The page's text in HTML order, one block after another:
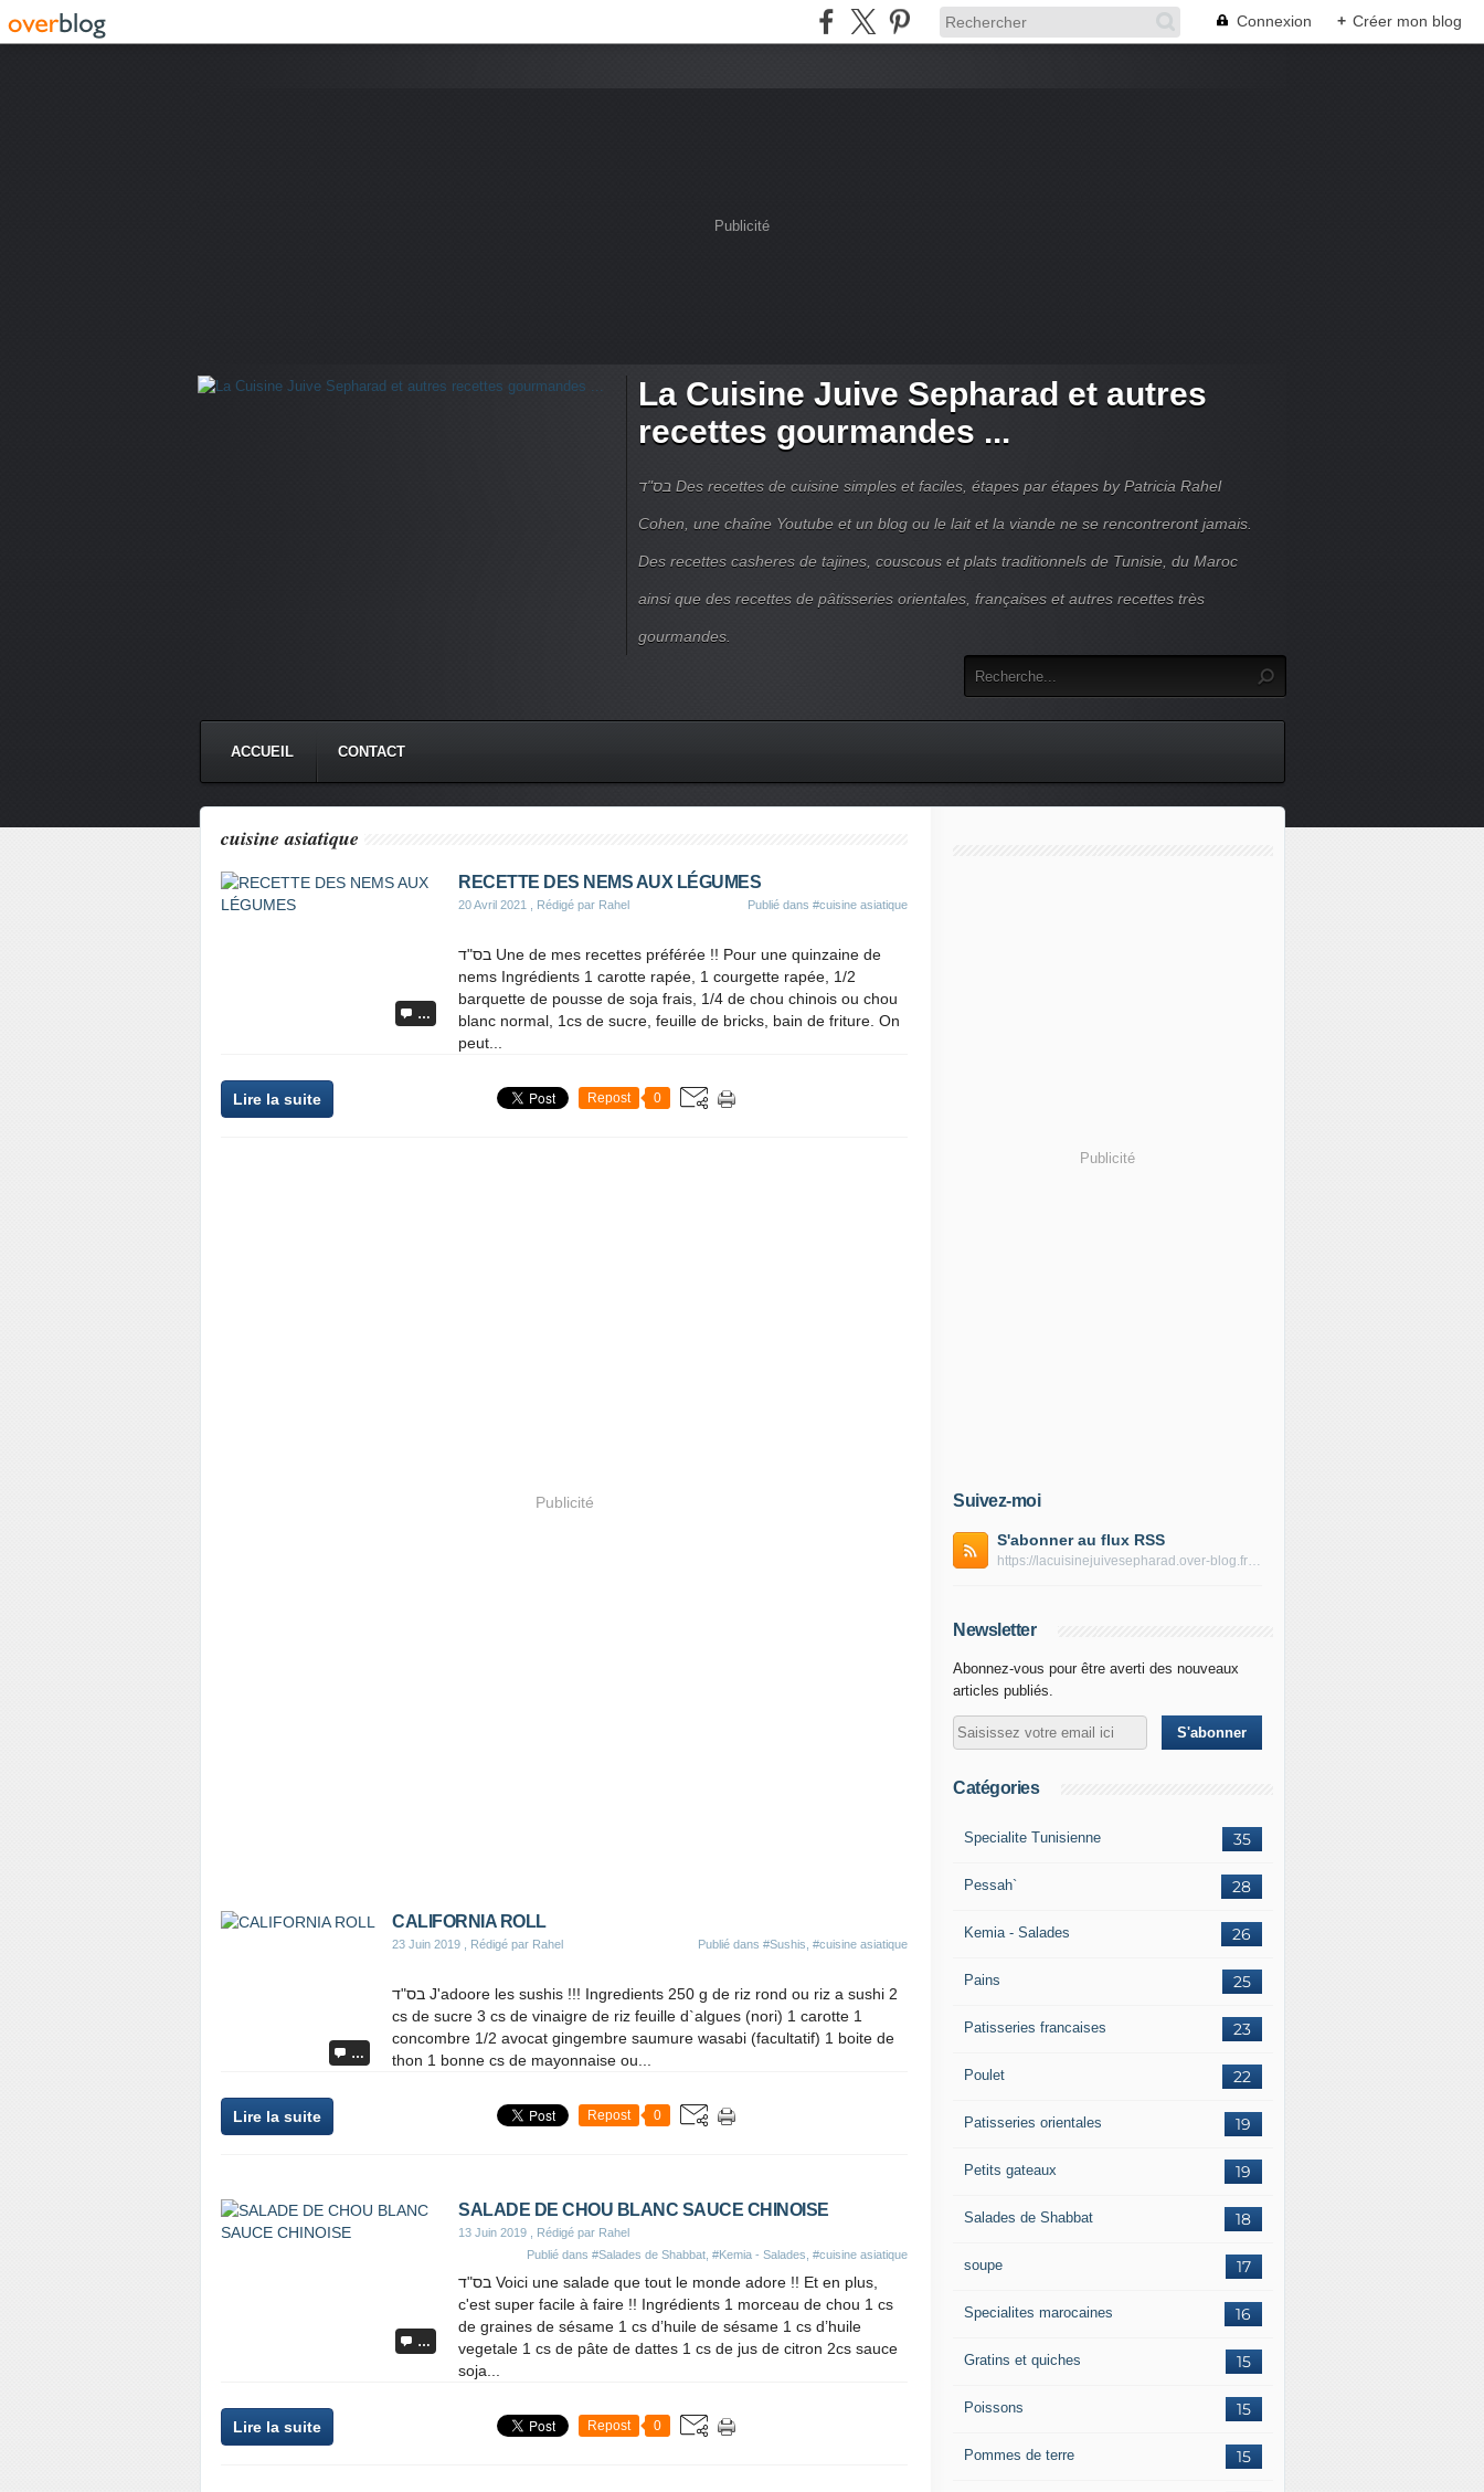
Connexion + Créer mon blog
Publicité
La Cuisine Juive Sepharad et autres
recettes gourmandes ...
בס"ד Des recettes de cuisine simples et faciles, étapes par étapes by Patricia Rahel
Cohen, une chaîne Youtube et un blog ou le lait et la viande ne se rencontreront jamais.
Des recettes casheres de tajines, couscous et plats traditionnels de Tunisie, du Maroc
ainsi que des recettes de pâtisseries orientales, françaises et autres recettes très
gourmandes.
ACCUEIL CONTACT
cuisine asiatique
…
RECETTE DES NEMS AUX LÉGUMES
20 Avril 2021 , Rédigé par Rahel Publié dans #cuisine asiatique
בס"ד Une de mes recettes préférée !! Pour une quinzaine de
nems Ingrédients 1 carotte rapée, 1 courgette rapée, 1/2
barquette de pousse de soja frais, 1/4 de chou chinois ou chou
blanc normal, 1cs de sucre, feuille de bricks, bain de friture. On
peut...
Lire la suite Repost 0
Publicité
…
CALIFORNIA ROLL
23 Juin 2019 , Rédigé par Rahel Publié dans #Sushis #cuisine asiatique
בס"ד J'adoore les sushis !!! Ingredients 250 g de riz rond ou riz a sushi 2
cs de sucre 3 cs de vinaigre de riz feuille d`algues (nori) 1 carotte 1
concombre 1/2 avocat gingembre saumure wasabi (facultatif) 1 boite de
thon 1 bonne cs de mayonnaise ou...
Lire la suite Repost 0
…
SALADE DE CHOU BLANC SAUCE CHINOISE
13 Juin 2019 , Rédigé par Rahel
Publié dans #Salades de Shabbat #Kemia - Salades #cuisine asiatique
בס"ד Voici une salade que tout le monde adore !! Et en plus,
c'est super facile à faire !! Ingrédients 1 morceau de chou 1 cs
de graines de sésame 1 cs d’huile de sésame 1 cs d’huile
vegetale 1 cs de pâte de dattes 1 cs de jus de citron 2cs sauce
soja...
Lire la suite Repost 0
Publicité
Suivez-moi
S'abonner au flux RSS
https://lacuisinejuivesepharad.over-blog.fr/rss
Newsletter
Abonnez-vous pour être averti des nouveaux
articles publiés.
Catégories
35
Specialite Tunisienne
28
Pessah`
26
Kemia - Salades
25
Pains
23
Patisseries francaises
22
Poulet
19
Patisseries orientales
19
Petits gateaux
18
Salades de Shabbat
17
soupe
16
Specialites marocaines
15
Gratins et quiches
15
Poissons
15
Pommes de terre